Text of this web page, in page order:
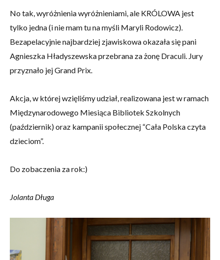
No tak, wyróżnienia wyróżnieniami, ale KRÓLOWA jest
tylko jedna (i nie mam tu na myśli Maryli Rodowicz).
Bezapelacyjnie najbardziej zjawiskowa okazała się pani
Agnieszka Hładyszewska przebrana za żonę Draculi. Jury
przyznało jej Grand Prix.
Akcja, w której wzięliśmy udział, realizowana jest w ramach
Międzynarodowego Miesiąca Bibliotek Szkolnych
(październik) oraz kampanii społecznej “Cała Polska czyta
dzieciom”.
Do zobaczenia za rok:)
Jolanta Długa